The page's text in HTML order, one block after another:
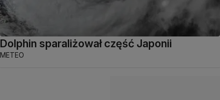
Dolphin sparaliżował część Japonii
METEO